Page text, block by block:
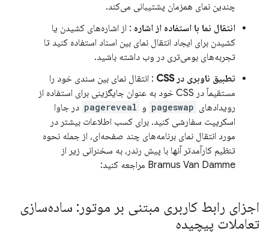
چندین نمای همزمان پشتیبانی می‌کند.
انتقال نما با استفاده از اشاره : از اشاره‌های کشیدن یا
کشیدن برای ایجاد انتقال نمای بین اسناد استفاده کنید تا
تجربه‌های بومی‌تری در وب داشته باشید.
تطبیق ناوبری در CSS
: انتقال نمای بین سندی خود را
مستقیماً در CSS خود به عنوان جایگزینی برای استفاده از
رویدادهای pageswap و pagereveal در جاوا
اسکریپت سفارشی کنید. برای کسب اطلاعات بیشتر در
مورد انتقال نمای برنامه‌های چند صفحه‌ای، از جمله نحوه
تنظیم کارآمدتر آنها با پیش رندر، به سخنرانی زیر از
Bramus Van Damme مراجعه کنید:
اجزای رابط کاربری مبتنی بر موتور: ساده‌سازی
تعاملات پیچیده